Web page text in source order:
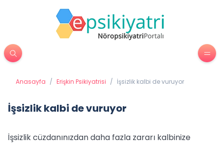
Anasayfa / Erişkin Psikiyatrisi / İşsizlik kalbi de vuruyor
İşsizlik kalbi de vuruyor
İşsizlik cüzdanınızdan daha fazla zararı kalbinize